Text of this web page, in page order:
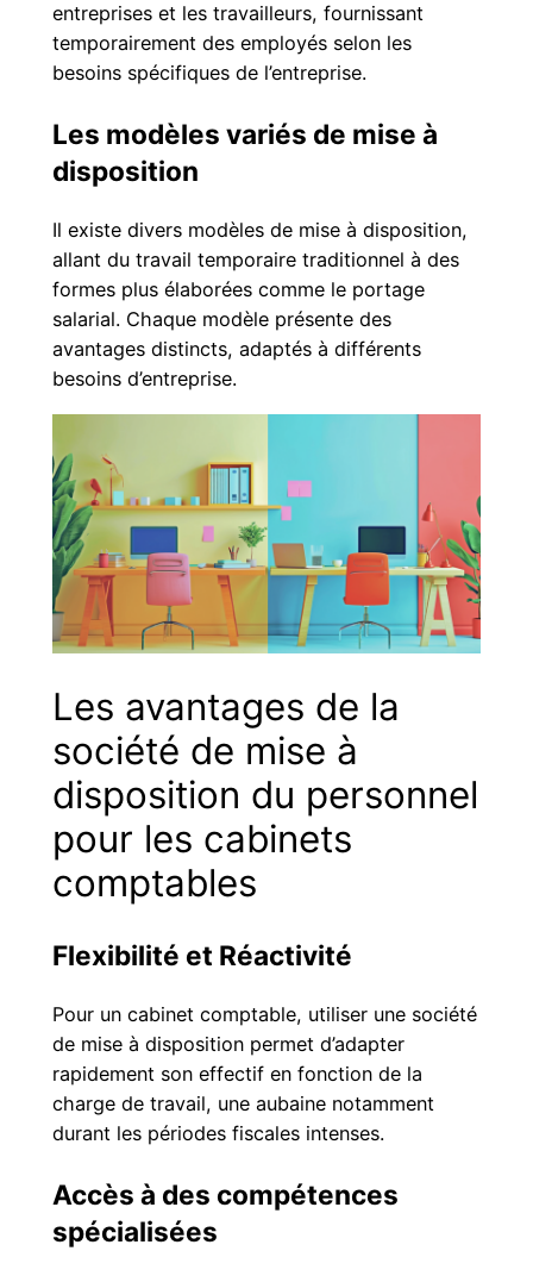
entreprises et les travailleurs, fournissant
temporairement des employés selon les
besoins spécifiques de l’entreprise.
Les modèles variés de mise à
disposition
Il existe divers modèles de mise à disposition,
allant du travail temporaire traditionnel à des
formes plus élaborées comme le portage
salarial. Chaque modèle présente des
avantages distincts, adaptés à différents
besoins d’entreprise.
Les avantages de la
société de mise à
disposition du personnel
pour les cabinets
comptables
Flexibilité et Réactivité
Pour un cabinet comptable, utiliser une société
de mise à disposition permet d’adapter
rapidement son effectif en fonction de la
charge de travail, une aubaine notamment
durant les périodes fiscales intenses.
Accès à des compétences
spécialisées